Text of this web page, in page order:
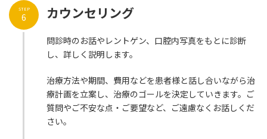
カウンセリング
問診時のお話やレントゲン、口腔内写真をもとに診断
し、詳しく説明します。
治療方法や期間、費用などを患者様と話し合いながら治
療計画を立案し、治療のゴールを決定していきます。ご
質問やご不安な点・ご要望など、ご遠慮なくお話しくだ
さい。
STEP
6